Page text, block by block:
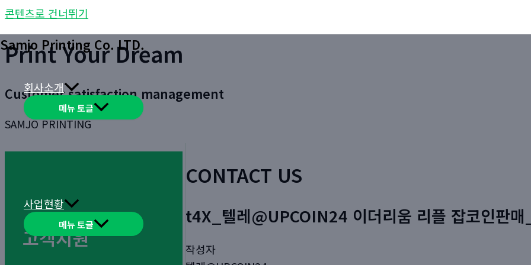
콘텐츠로 건너뛰기
Samjo Printing Co. LTD.
회사소개
메뉴 토글
사업현황
메뉴 토글
Print Your Dream
Customer satisfaction management
SAMJO PRINTING
고객지원
CONTACT US
t4X_텔레@UPCOIN24 이더리움 리플 잡코인판
작성자